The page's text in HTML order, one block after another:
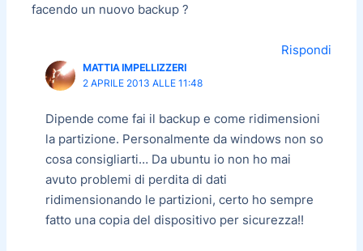
facendo un nuovo backup ?
Rispondi
MATTIA IMPELLIZZERI
2 APRILE 2013 ALLE 11:48
Dipende come fai il backup e come ridimensioni
la partizione. Personalmente da windows non so
cosa consigliarti… Da ubuntu io non ho mai
avuto problemi di perdita di dati
ridimensionando le partizioni, certo ho sempre
fatto una copia del dispositivo per sicurezza!!